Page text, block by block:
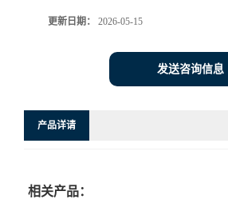
更新日期： 2026-05-15
发送咨询信息
产品详请
相关产品：